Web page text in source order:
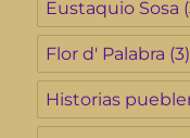
Eustaquio Sosa
Flor d' Palabra (3)
Historias